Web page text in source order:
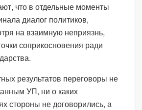
что в отдельные моменты
диалог политиков,
на взаимную неприязнь,
соприкосновения ради
результатов переговоры не
УП, ни о каких
стороны не договорились, а